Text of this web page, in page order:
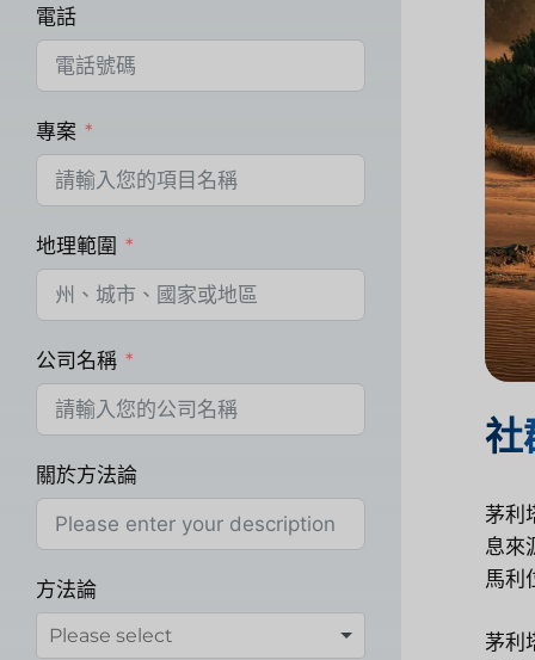
社
茅利
息來
馬利
茅利
電話
專案
地理範圍
公司名稱
關於方法論
方法論